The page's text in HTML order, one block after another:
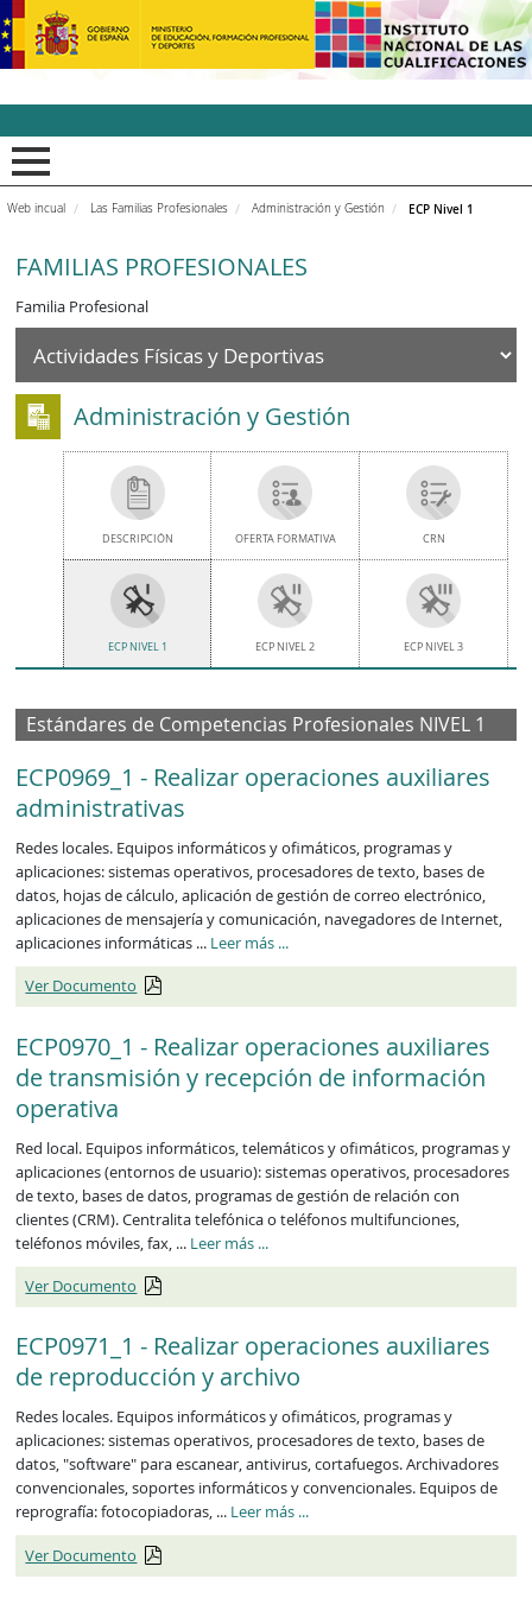
INCUAl - Instituto
Web incual Las Familias Profesionales Administración y Gestión ECP Nivel 1
FAMILIAS PROFESIONALES
Familia Profesional
Administración y Gestión
DESCRIPCIÓN OFERTA FORMATIVA CRN
ECP NIVEL 1 ECP NIVEL 2 ECP NIVEL 3
Estándares de Competencias Profesionales NIVEL 1
ECP0969_1 - Realizar operaciones auxiliares
administrativas
Redes locales. Equipos informáticos y ofimáticos, programas y
aplicaciones: sistemas operativos, procesadores de texto, bases de
datos, hojas de cálculo, aplicación de gestión de correo electrónico,
aplicaciones de mensajería y comunicación, navegadores de Internet,
aplicaciones informáticas ... Leer más ...
Ver Documento
ECP0970_1 - Realizar operaciones auxiliares
de transmisión y recepción de información
operativa
Red local. Equipos informáticos, telemáticos y ofimáticos, programas y
aplicaciones (entornos de usuario): sistemas operativos, procesadores
de texto, bases de datos, programas de gestión de relación con
clientes (CRM). Centralita telefónica o teléfonos multifunciones,
teléfonos móviles, fax, ... Leer más ...
Ver Documento
ECP0971_1 - Realizar operaciones auxiliares
de reproducción y archivo
Redes locales. Equipos informáticos y ofimáticos, programas y
aplicaciones: sistemas operativos, procesadores de texto, bases de
datos, "software" para escanear, antivirus, cortafuegos. Archivadores
convencionales, soportes informáticos y convencionales. Equipos de
reprografía: fotocopiadoras, ... Leer más ...
Ver Documento